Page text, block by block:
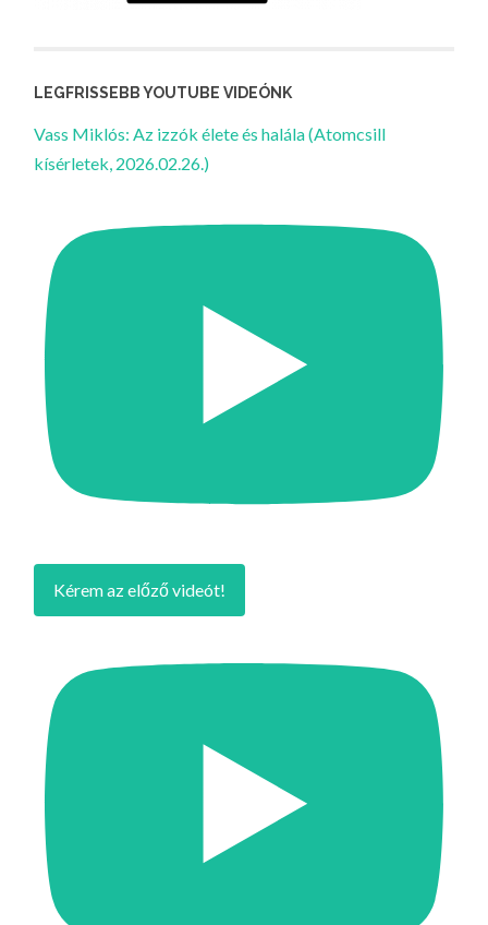
LEGFRISSEBB YOUTUBE VIDEÓNK
Vass Miklós: Az izzók élete és halála (Atomcsill
kísérletek, 2026.02.26.)
Kérem az előző videót!